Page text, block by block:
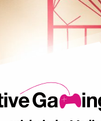
PRESSE
SPENDE